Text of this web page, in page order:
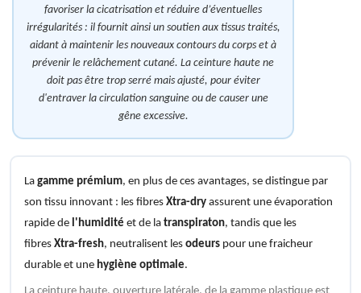
favoriser la cicatrisation et réduire d’éventuelles
irrégularités : il fournit ainsi un soutien aux tissus traités,
aidant à maintenir les nouveaux contours du corps et à
prévenir le relâchement cutané. La ceinture haute ne
doit pas être trop serré mais ajusté, pour éviter
d'entraver la circulation sanguine ou de causer une
gêne excessive.
La gamme prémium, en plus de ces avantages, se distingue par
son tissu innovant : les fibres Xtra-dryassurent une évaporation
rapide de l'humidité et de la transpiraton, tandis que les
fibresXtra-fresh, neutralisent les odeurspour une fraicheur
durable et une hygiène optimale.